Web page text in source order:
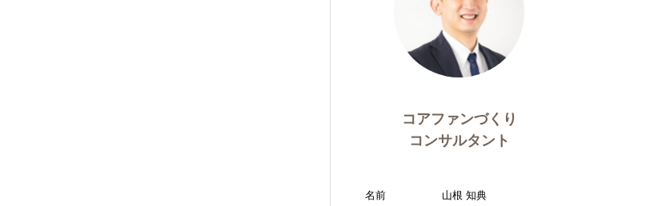
コアファンづくり
コンサルタント
名前
山根 知典